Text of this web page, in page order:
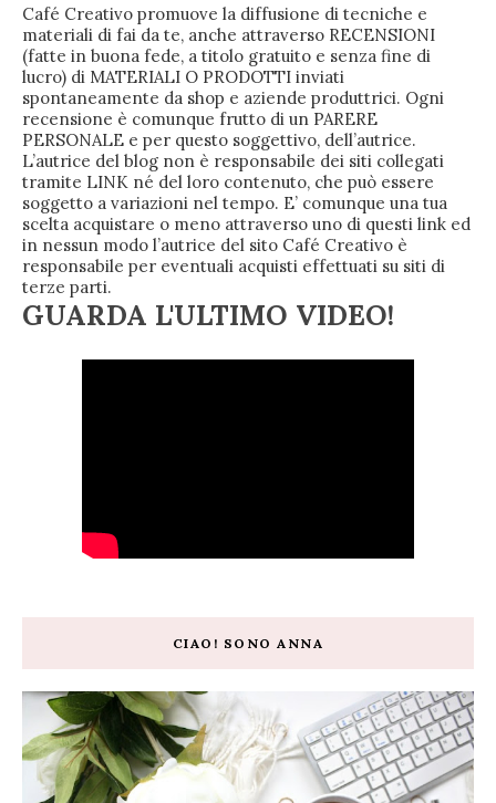
Café Creativo promuove la diffusione di tecniche e
materiali di fai da te, anche attraverso RECENSIONI
(fatte in buona fede, a titolo gratuito e senza fine di
lucro) di MATERIALI O PRODOTTI inviati
spontaneamente da shop e aziende produttrici. Ogni
recensione è comunque frutto di un PARERE
PERSONALE e per questo soggettivo, dell’autrice.
L’autrice del blog non è responsabile dei siti collegati
tramite LINK né del loro contenuto, che può essere
soggetto a variazioni nel tempo. E’ comunque una tua
scelta acquistare o meno attraverso uno di questi link ed
in nessun modo l’autrice del sito Café Creativo è
responsabile per eventuali acquisti effettuati su siti di
terze parti.
GUARDA L'ULTIMO VIDEO!
CIAO! SONO ANNA